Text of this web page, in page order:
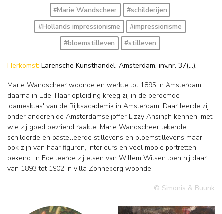
#Marie Wandscheer
#schilderijen
#Hollands impressionisme
#impressionisme
#bloemstilleven
#stilleven
Herkomst: Larensche Kunsthandel, Amsterdam, inv.nr. 37(...).
Marie Wandscheer woonde en werkte tot 1895 in Amsterdam,
daarna in Ede. Haar opleiding kreeg zij in de beroemde
'damesklas' van de Rijksacademie in Amsterdam. Daar leerde zij
onder anderen de Amsterdamse joffer Lizzy Ansingh kennen, met
wie zij goed bevriend raakte. Marie Wandscheer tekende,
schilderde en pastelleerde stillevens en bloemstillevens maar
ook zijn van haar figuren, interieurs en veel mooie portretten
bekend. In Ede leerde zij etsen van Willem Witsen toen hij daar
van 1893 tot 1902 in villa Zonneberg woonde.
© Simonis & Buunk